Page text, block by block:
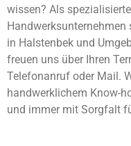
wissen? Als
in Halstenbek und
freuen uns über Ihren
Telefonanruf oder Mail.
handwerklichem Know-
und immer mit Sorgfalt